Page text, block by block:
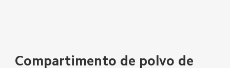
Compartimento de polvo de